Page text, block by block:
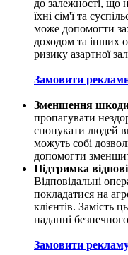
до залежності, що
їхні сім'ї та
може допомогти
доходом та інших
ризику азартної
Замовити
Зменшення
пропагувати
спонукати людей
можуть собі
допомогти
Підтримка
Відповідальні
покладатися на
клієнтів. Замість
наданні
Замовити